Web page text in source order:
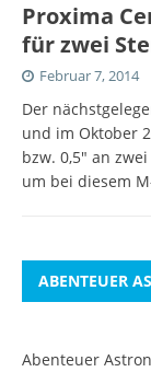
Proxima
für zwei
Februar 7, 2014
Der
und im Oktober
bzw. 0,5″ an
um bei diesem
ABENTEUER
Abenteuer